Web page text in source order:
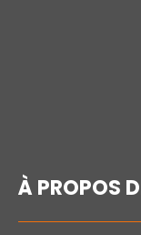
À PROPOS